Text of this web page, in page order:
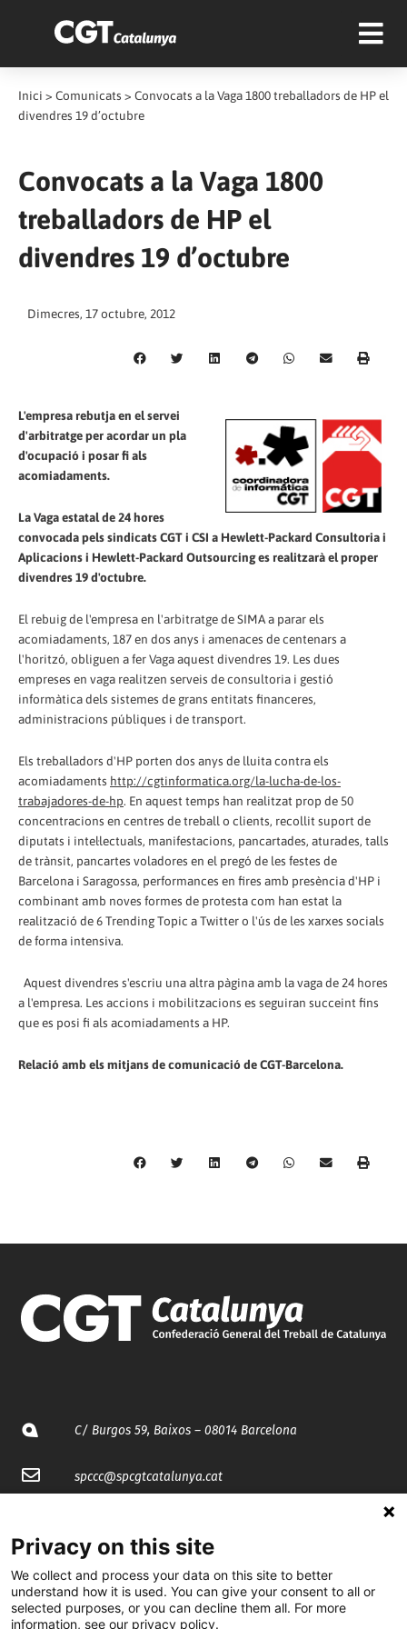
Inici > Comunicats > Convocats a la Vaga 1800 treballadors de HP el
divendres 19 d’octubre
Convocats a la Vaga 1800
treballadors de HP el
divendres 19 d’octubre
Dimecres, 17 octubre, 2012
L'empresa rebutja en el servei
d'arbitratge per acordar un pla
d'ocupació i posar fi als
acomiadaments.
La Vaga estatal de 24 hores
convocada pels sindicats CGT i CSI a Hewlett-Packard Consultoria i
Aplicacions i Hewlett-Packard Outsourcing es realitzarà el proper
divendres 19 d'octubre.
El rebuig de l'empresa en l'arbitratge de SIMA a parar els
acomiadaments, 187 en dos anys i amenaces de centenars a
l'horitzó, obliguen a fer Vaga aquest divendres 19. Les dues
empreses en vaga realitzen serveis de consultoria i gestió
informàtica dels sistemes de grans entitats financeres,
administracions públiques i de transport.
Els treballadors d'HP porten dos anys de lluita contra els
acomiadaments http://cgtinformatica.org/la-lucha-de-los-
trabajadores-de-hp. En aquest temps han realitzat prop de 50
concentracions en centres de treball o clients, recollit suport de
diputats i intel·lectuals, manifestacions, pancartades, aturades, talls
de trànsit, pancartes voladores en el pregó de les festes de
Barcelona i Saragossa, performances en fires amb presència d'HP i
combinant amb noves formes de protesta com han estat la
realització de 6 Trending Topic a Twitter o l'ús de les xarxes socials
de forma intensiva.
Aquest divendres s'escriu una altra pàgina amb la vaga de 24 hores
a l'empresa. Les accions i mobilitzacions es seguiran succeint fins
que es posi fi als acomiadaments a HP.
Relació amb els mitjans de comunicació de CGT-Barcelona.
C/ Burgos 59, Baixos – 08014 Barcelona
spccc@spcgtcatalunya.cat
@CGTCatalunya
cgtcatalunya
Privacy on this site
We collect and process your data on this site to better
understand how it is used. You can give your consent to all or
selected purposes, or you can decline them all. For more
information, see our privacy policy.